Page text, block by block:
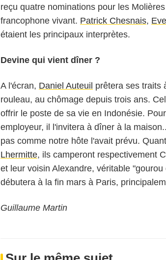
reçu quatre nominations pour les
francophone vivant. Patrick Chesnais,
étaient les principaux interprètes.
Devine qui vient dîner ?
A l'écran, Daniel Auteuil prêtera ses traits
rouleau, au chômage depuis trois ans.
offrir le poste de sa vie en Indonésie.
employeur, il l'invitera à dîner à la
pas comme notre hôte l'avait prévu.
Lhermitte, ils camperont respectivement
et leur voisin Alexandre, véritable
débutera à la fin mars à Paris,
Guillaume Martin